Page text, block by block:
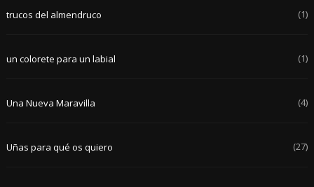
trucos del almendruco (1)
un colorete para un labial (1)
Una Nueva Maravilla (4)
Uñas para qué os quiero (27)